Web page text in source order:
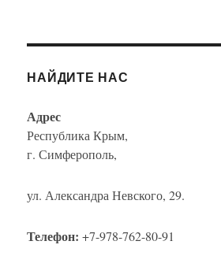
НАЙДИТЕ НАС
Адрес
Республика Крым,
г. Симферополь,
ул. Александра Невского, 29.
Телефон: +7-978-762-80-91